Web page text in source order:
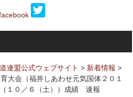
連盟公式ウェブサイト > 新着情報 >
大会（福井しあわせ元気国体２０１
１０／６（土））成績 速報